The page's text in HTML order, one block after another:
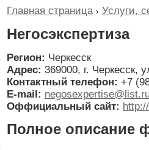
Главная страница Услуги,
Негосэкспертиза
Регион: Черкесск
Адрес: 369000, г. Черкесск,
Контактный телефон: +7
E-mail:
Оффициальный сайт:
Полное описание